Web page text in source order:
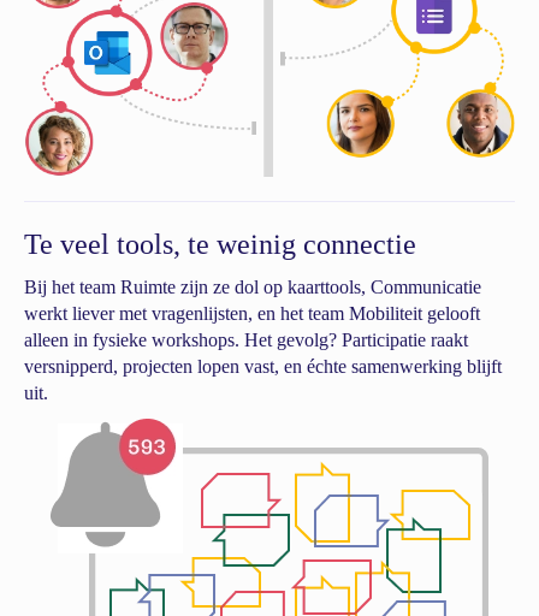
Te veel tools, te weinig connectie
Bij het team Ruimte zijn ze dol op kaarttools, Communicatie
werkt liever met vragenlijsten, en het team Mobiliteit gelooft
alleen in fysieke workshops. Het gevolg? Participatie raakt
versnipperd, projecten lopen vast, en échte samenwerking blijft
uit.